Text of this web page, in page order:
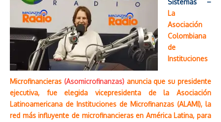
Sistemas –
La
Asociación
Colombiana
de
Instituciones
Microfinancieras (Asomicrofinanzas) anuncia que su presidente
ejecutiva, fue elegida vicepresidenta de la Asociación
Latinoamericana de Instituciones de Microfinanzas (ALAMI), la
red más influyente de microfinancieras en América Latina, para